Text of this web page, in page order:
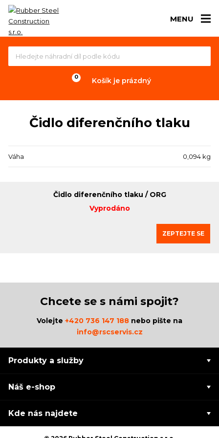
MENU
Košík je prázdný
Čidlo diferenčního tlaku
Váha 0,094 kg
Čidlo diferenčního tlaku / ORG
Vyprodáno
ZEPTEJTE SE
Chcete se s námi spojit?
Volejte +420 736 147 188 nebo pište na
info@rscservis.cz
Produkty a služby
Náš e-shop
Kde nás najdete